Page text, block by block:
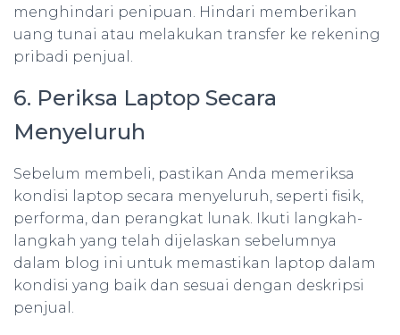
menghindari penipuan. Hindari memberikan
uang tunai atau melakukan transfer ke rekening
pribadi penjual.
6. Periksa Laptop Secara
Menyeluruh
Sebelum membeli, pastikan Anda memeriksa
kondisi laptop secara menyeluruh, seperti fisik,
performa, dan perangkat lunak. Ikuti langkah-
langkah yang telah dijelaskan sebelumnya
dalam blog ini untuk memastikan laptop dalam
kondisi yang baik dan sesuai dengan deskripsi
penjual.